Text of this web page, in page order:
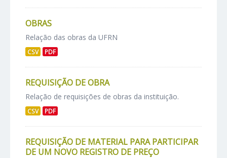
OBRAS
Relação das obras da UFRN
CSV PDF
REQUISIÇÃO DE OBRA
Relação de requisições de obras da instituição.
CSV PDF
REQUISIÇÃO DE MATERIAL PARA PARTICIPAR
DE UM NOVO REGISTRO DE PREÇO